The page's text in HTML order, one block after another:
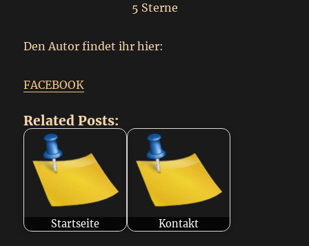
5 Sterne
Den Autor findet ihr hier:
FACEBOOK
Related Posts:
Startseite Kontakt